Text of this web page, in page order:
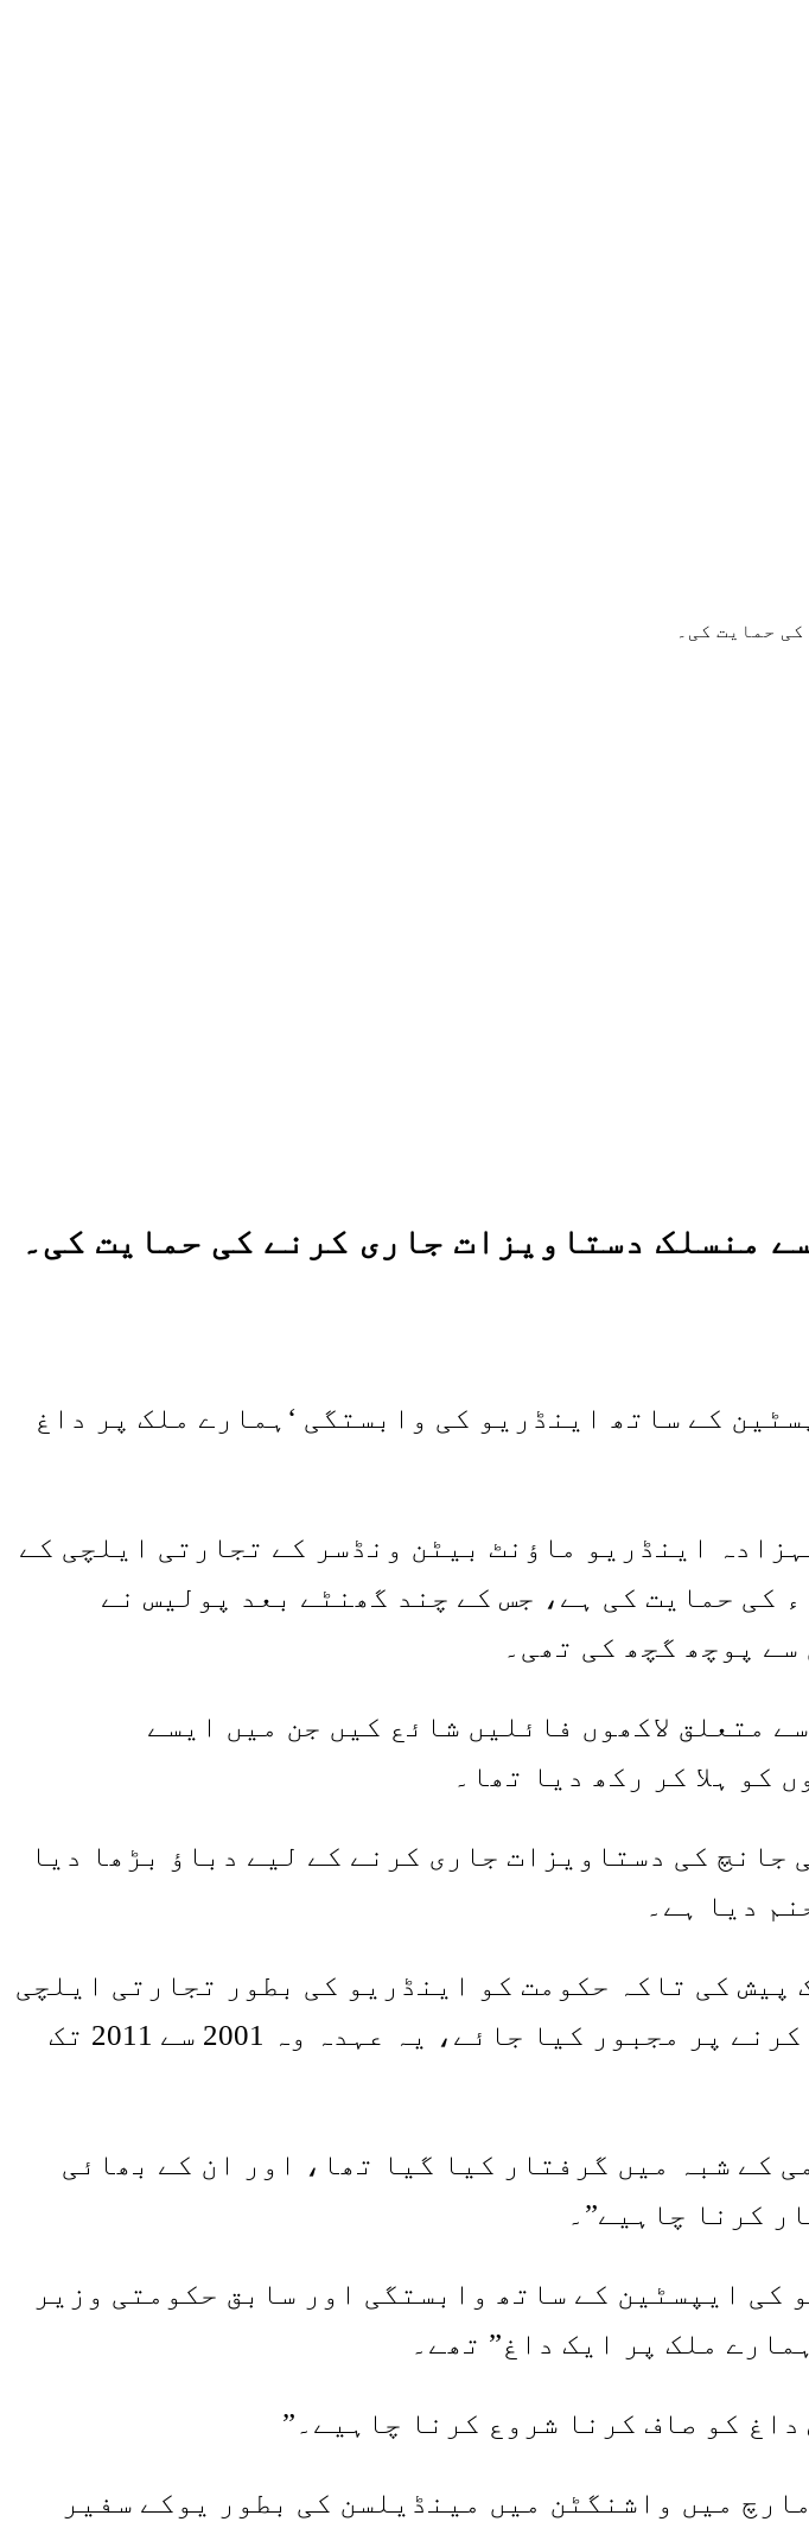
حمایت کی۔
منسلک دستاویزات جاری کرنے کی حمایت کی۔
کے ساتھ اینڈریو کی وابستگی ‘ہمارے ملک پر داغ
اینڈریو ماؤنٹ بیٹن ونڈسر کے تجارتی ایلچی کے
کی حمایت کی ہے، جس کے چند گھنٹے بعد پولیس نے
پوچھ گچھ کی تھی۔
متعلق لاکھوں فائلیں شائع کیں جن میں ایسے
کو ہلا کر رکھ دیا تھا۔
کی دستاویزات جاری کرنے کے لیے دباؤ بڑھا دیا
دیا ہے۔
کی تاکہ حکومت کو اینڈریو کی بطور تجارتی ایلچی
کی تقرری کے بارے میں جانچ پڑتال کے دستاویزات جاری کرنے پر مجبور کیا جائے، یہ عہدہ وہ 2001 سے 2011 تک
کے شبہ میں گرفتار کیا گیا تھا، اور ان کے بھائی
ایپسٹین کے ساتھ وابستگی اور سابق حکومتی وزیر
ملک پر ایک داغ” تھے۔
کو صاف کرنا شروع کرنا چاہیے۔”
میں واشنگٹن میں مینڈیلسن کی بطور یوکے سفیر